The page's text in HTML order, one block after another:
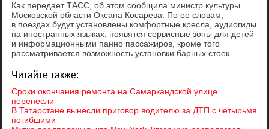
Как передает ТАСС, об этом сообщила министр культуры
Московской области Оксана Косарева. По ее словам,
в поездах будут установлены комфортные кресла, аудиогиды
на иностранных языках, появятся сервисные зоны для детей
и информационными панно пассажиров, кроме того
рассматривается возможность установки барных стоек.
Читайте также:
Сроки окончания ремонта на Самаркандской улице
перенесли
В Татарстане вынесли приговор водителю за ДТП с четырьмя
погибшими